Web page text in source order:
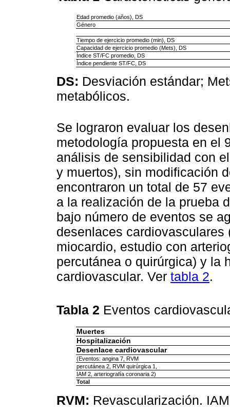
Edad promedio (años), DS
Género
Tiempo de ejercicio promedio (min), DS
Capacidad de ejercicio promedio (Mets), DS
Índice ST/FC promedio, DS
Índice pendiente ST/FC, DS
DS: Desviación estándar;
metabólicos.
Se lograron evaluar los
metodología propuesta en el
análisis de sensibilidad con
y muertos), sin modificación
encontraron un total de 57
a la realización de la prueba
bajo número de eventos se
desenlaces
miocardio, estudio con
percutánea o quirúrgica) y la
cardiovascular. Ver tabla 2.
Tabla 2 Eventos
Muertes
Hospitalización
Desenlace cardiovascular
(Eventos: angina 7, RVM
percutánea 2, RVM quirúrgica 1,
IAM 2, arteriografía coronaria 2)
Total
RVM: Revascularización.